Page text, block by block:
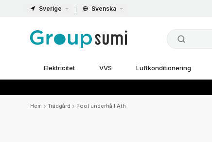
Sverige Svenska
Elektricitet VVS Luftkonditionering
Hem Trädgård Pool underhåll Ath